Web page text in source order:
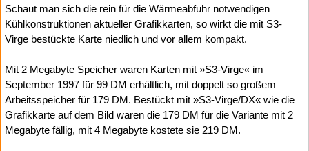
Schaut man sich die rein für die Wärmeabfuhr notwendigen
Kühlkonstruktionen aktueller Grafikkarten, so wirkt die mit S3-
Virge bestückte Karte niedlich und vor allem kompakt.
Mit 2 Megabyte Speicher waren Karten mit »S3-Virge« im
September 1997 für 99 DM erhältlich, mit doppelt so großem
Arbeitsspeicher für 179 DM. Bestückt mit »S3-Virge/DX« wie die
Grafikkarte auf dem Bild waren die 179 DM für die Variante mit 2
Megabyte fällig, mit 4 Megabyte kostete sie 219 DM.